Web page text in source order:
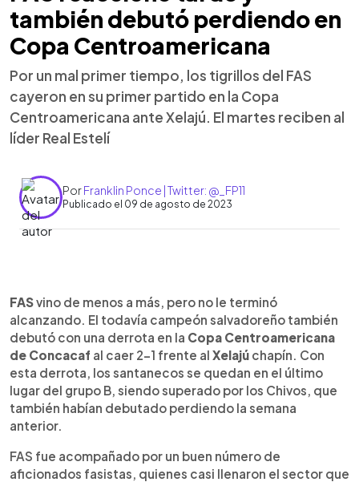
también debutó perdiendo en
Copa Centroamericana
Por un mal primer tiempo, los tigrillos del FAS
cayeron en su primer partido en la Copa
Centroamericana ante Xelajú. El martes reciben al
líder Real Estelí
PorFranklin Ponce | Twitter: @_FP11
Publicado el 09 de agosto de 2023
Escuchar artículo
FASvino de menos a más, pero no le terminó
alcanzando. El todavía campeón salvadoreño también
debutó con una derrota en la Copa Centroamericana
de Concacaf al caer 2-1 frente al Xelajú chapín. Con
esta derrota, los santanecos se quedan en el último
lugar del grupo B, siendo superado por los Chivos, que
también habían debutado perdiendo la semana
anterior.
FAS fue acompañado por un buen número de
aficionados fasistas, quienes casi llenaron el sector que